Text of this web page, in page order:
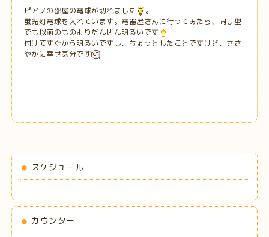
ピアノの部屋の電球が切れました
。
蛍光灯電球を入れています。電器屋さんに行ってみたら、同じ型
でも以前のものよりだんぜん明るいです
付けてすぐから明るいですし、ちょっとしたことですけど、ささ
やかに幸せ気分です
スケジュール
カウンター